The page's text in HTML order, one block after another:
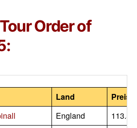
Order of
Land
England